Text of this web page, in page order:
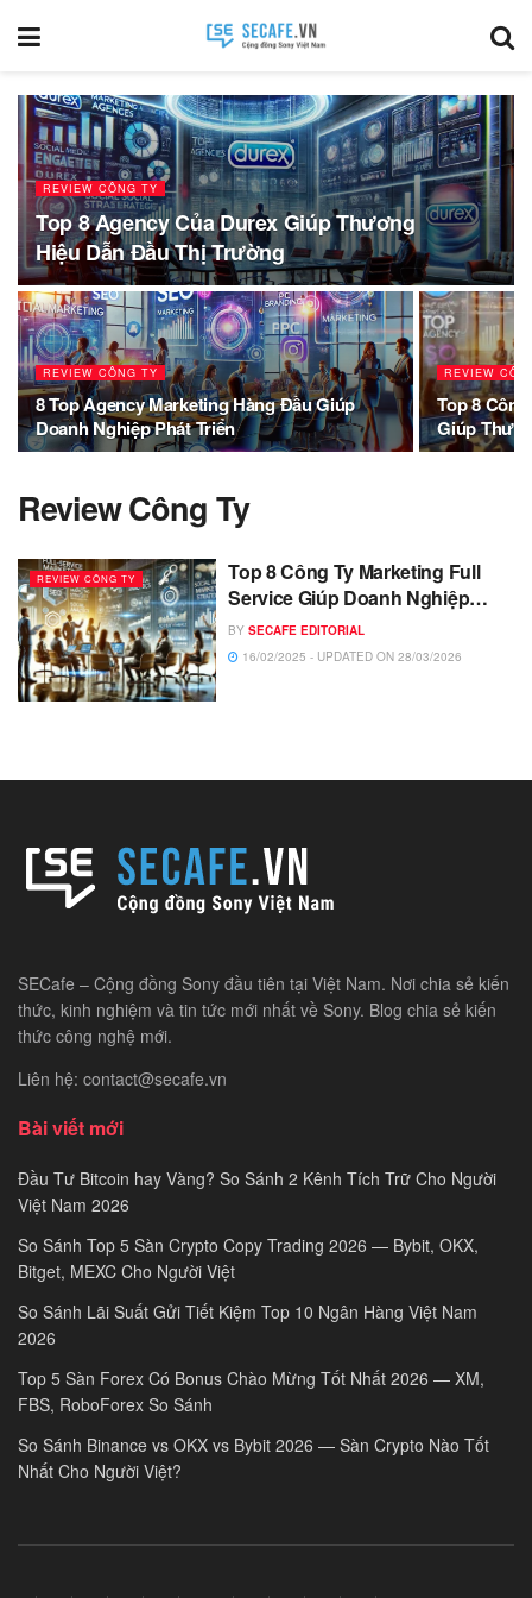
REVIEW CÔNG TY
Top 8 Agency Của Durex Giúp Thương
Hiệu Dẫn Đầu Thị Trường
REVIEW CÔNG TY
8 Top Agency Marketing Hàng Đầu Giúp
Doanh Nghiệp Phát Triển
REVIEW
Top 8
Giúp
Review Công Ty
REVIEW CÔNG TY
Top 8 Công Ty Marketing Full
Service Giúp Doanh Nghiệp…
BY SECAFE EDITORIAL
16/02/2025 - UPDATED ON 28/03/2026
SECafe – Cộng đồng Sony đầu tiên tại Việt Nam. Nơi chia sẻ kiến
thức, kinh nghiệm và tin tức mới nhất về Sony. Blog chia sẻ kiến
thức công nghệ mới.
Liên hệ: contact@secafe.vn
Bài viết mới
Đầu Tư Bitcoin hay Vàng? So Sánh 2 Kênh Tích Trữ Cho Người
Việt Nam 2026
So Sánh Top 5 Sàn Crypto Copy Trading 2026 — Bybit, OKX,
Bitget, MEXC Cho Người Việt
So Sánh Lãi Suất Gửi Tiết Kiệm Top 10 Ngân Hàng Việt Nam
2026
Top 5 Sàn Forex Có Bonus Chào Mừng Tốt Nhất 2026 — XM,
FBS, RoboForex So Sánh
So Sánh Binance vs OKX vs Bybit 2026 — Sàn Crypto Nào Tốt
Nhất Cho Người Việt?